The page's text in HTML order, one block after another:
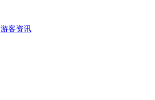
游客资讯